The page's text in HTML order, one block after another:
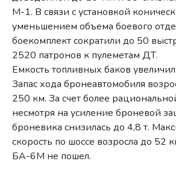
М-1. В связи с установкой
уменьшением объема боевого
боекомплект сократили до 50
2520 патронов к пулеметам ДТ.
Емкость топливных баков
Запас хода бронеавтомобиля
250 км. За счет более
несмотря на усиление броневой
броневика снизилась до 4,8 т.
скорость по шоссе возросла до 52
БА-6М не пошел.